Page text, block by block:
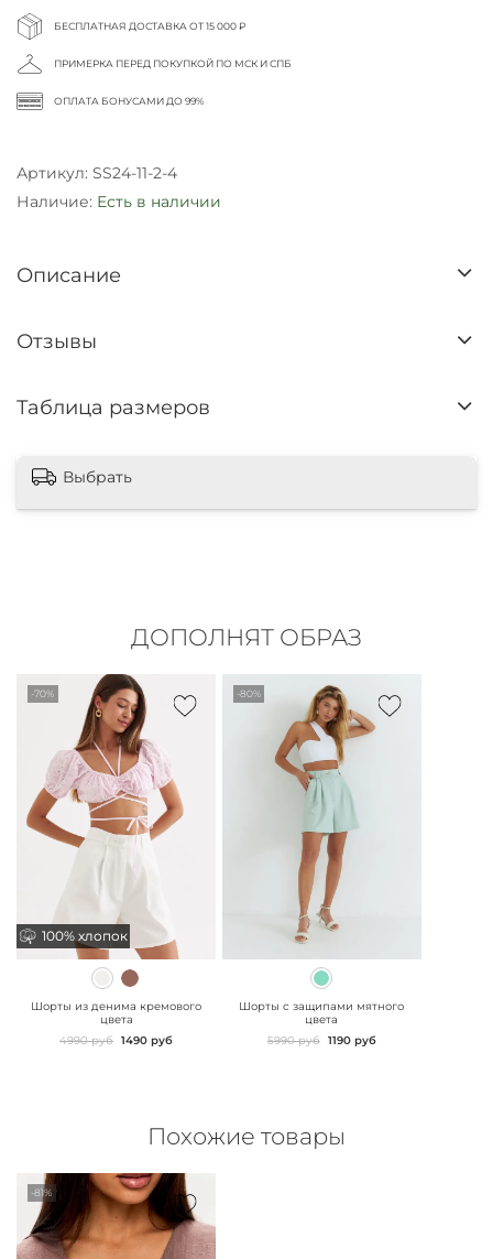
БЕСПЛАТНАЯ ДОСТАВКА ОТ 15 000 ₽
ПРИМЕРКА ПЕРЕД ПОКУПКОЙ ПО МСК И СПБ
ОПЛАТА БОНУСАМИ ДО 99%
Артикул: SS24-11-2-4
Наличие: Есть в наличии
Описание
Отзывы
Таблица размеров
Выбрать
ДОПОЛНЯТ ОБРАЗ
-70%
100% хлопок
" class="js-prevent-
100% хлопок
Шорты из денима кремового
цвета
4990 руб 1490 руб
-80%
" class="js-prevent-
Шорты с защипами мятного
цвета
5990 руб 1190 руб
Похожие товары
-81%